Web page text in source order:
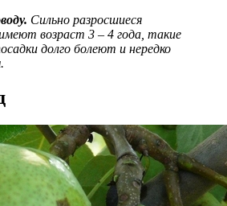
Сильно разросшиеся
возраст 3 – 4 года, такие
долго болеют и нередко